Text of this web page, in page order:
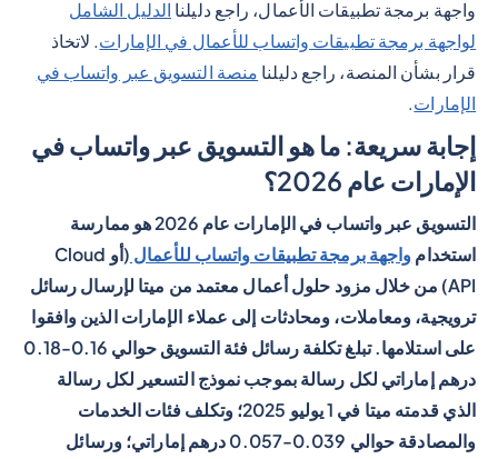
واجهة برمجة تطبيقات الأعمال، راجع دليلنا الدليل الشامل
لواجهة برمجة تطبيقات واتساب للأعمال في الإمارات. لاتخاذ
قرار بشأن المنصة، راجع دليلنا منصة التسويق عبر واتساب في
الإمارات.
إجابة سريعة: ما هو التسويق عبر واتساب في
الإمارات عام 2026؟
التسويق عبر واتساب في الإمارات عام 2026 هو ممارسة
استخدام واجهة برمجة تطبيقات واتساب للأعمال
(أو Cloud
API) من خلال مزود حلول أعمال معتمد من ميتا لإرسال رسائل
ترويجية، ومعاملات، ومحادثات إلى عملاء الإمارات الذين وافقوا
على استلامها. تبلغ تكلفة رسائل فئة التسويق حوالي 0.16-0.18
درهم إماراتي لكل رسالة بموجب نموذج التسعير لكل رسالة
الذي قدمته ميتا في 1 يوليو 2025؛ وتكلف فئات الخدمات
والمصادقة حوالي 0.039-0.057 درهم إماراتي؛ ورسائل